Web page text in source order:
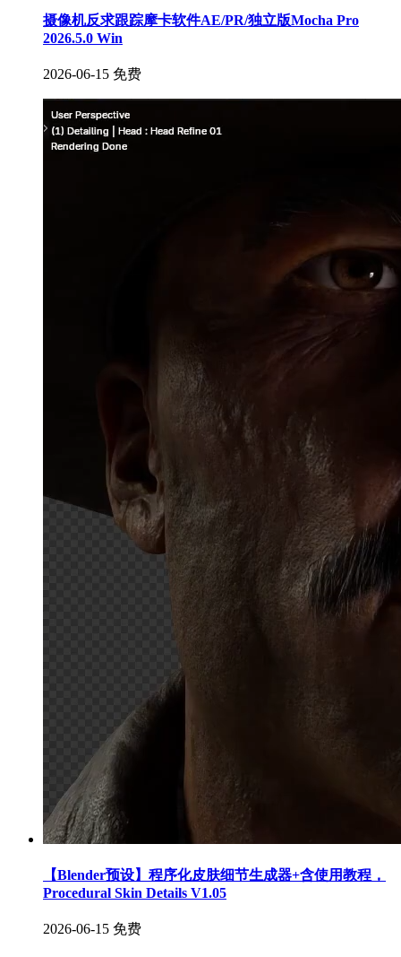
摄像机反求跟踪摩卡软件AE/PR/独立版Mocha Pro
2026.5.0 Win
2026-06-15 免费
【Blender预设】程序化皮肤细节生成器+含使用教程，
Procedural Skin Details V1.05
2026-06-15 免费